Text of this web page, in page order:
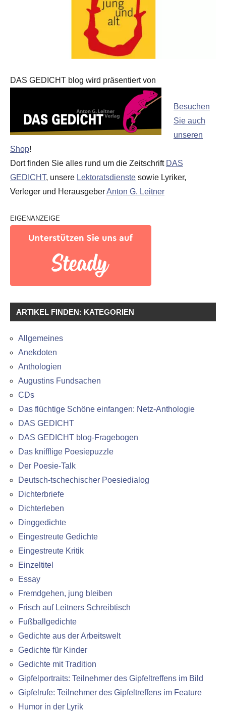
DAS GEDICHT blog wird präsentiert von
Besuchen
Sie auch
unseren
Shop!
Dort finden Sie alles rund um die Zeitschrift DAS
GEDICHT, unsere Lektoratsdienste sowie Lyriker,
Verleger und HerausgeberAnton G. Leitner
EIGENANZEIGE
ARTIKEL FINDEN: KATEGORIEN
Allgemeines
Anekdoten
Anthologien
Augustins Fundsachen
CDs
Das flüchtige Schöne einfangen: Netz-Anthologie
DAS GEDICHT
DAS GEDICHT blog-Fragebogen
Das knifflige Poesiepuzzle
Der Poesie-Talk
Deutsch-tschechischer Poesiedialog
Dichterbriefe
Dichterleben
Dinggedichte
Eingestreute Gedichte
Eingestreute Kritik
Einzeltitel
Essay
Fremdgehen, jung bleiben
Frisch auf Leitners Schreibtisch
Fußballgedichte
Gedichte aus der Arbeitswelt
Gedichte für Kinder
Gedichte mit Tradition
Gipfelportraits: Teilnehmer des Gipfeltreffens im Bild
Gipfelrufe: Teilnehmer des Gipfeltreffens im Feature
Humor in der Lyrik